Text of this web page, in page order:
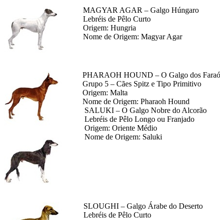
MAGYAR AGAR – Galgo Húngaro
Lebréis de Pêlo Curto
Origem: Hungria
Nome de Origem: Magyar Agar
PHARAOH HOUND – O Galgo dos
Grupo 5 – Cães Spitz e Tipo Primitivo
Origem: Malta
Nome de Origem: Pharaoh Hound
SALUKI – O Galgo Nobre do Alcorão
Lebréis de Pêlo Longo ou Franjado
Origem: Oriente Médio
Nome de Origem: Saluki
SLOUGHI – Galgo Árabe do Deserto
Lebréis de Pêlo Curto